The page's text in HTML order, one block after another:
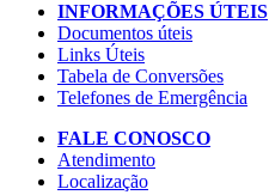
INFORMAÇÕES ÚTEIS
Documentos úteis
Links Úteis
Tabela de Conversões
Telefones de Emergência
FALE CONOSCO
Atendimento
Localização